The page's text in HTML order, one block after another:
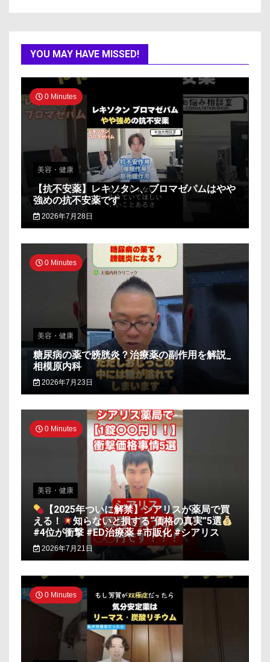
YOU MAY HAVE MISSED!
0 Minutes
美容・健康
【抗不安薬】レキソタン、ブロマゼパムはやや
強めの抗不安薬です
2026年7月28日
0 Minutes
美容・健康
糖尿病の薬で膀胱炎？治療薬の副作用を解説_
相模原内科
2026年7月23日
0 Minutes
美容・健康
【2025年ついに解禁】シアリスが薬局で買
える！
知らないと損する“価格の真実”5選
#4位が衝撃 #ED治療薬 #市販化 #シアリス
2026年7月21日
0 Minutes